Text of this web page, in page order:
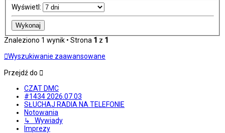
Wyświetl:
Znaleziono 1 wynik • Strona 1 z 1
Wyszukiwanie zaawansowane
Przejdź do
CZAT DMC
#1434 2026.07.03
SŁUCHAJ RADIA NA TELEFONIE
Notowania
↳ Wywiady
Imprezy